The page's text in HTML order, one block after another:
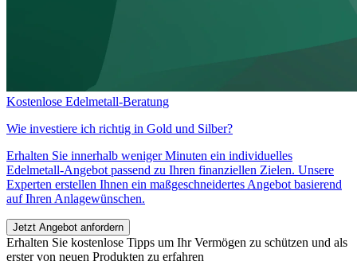
Kostenlose Edelmetall-Beratung
Wie investiere ich richtig in Gold und Silber?
Erhalten Sie innerhalb weniger Minuten ein individuelles
Edelmetall-Angebot passend zu Ihren finanziellen Zielen. Unsere
Experten erstellen Ihnen ein maßgeschneidertes Angebot basierend
auf Ihren Anlagewünschen.
Jetzt Angebot anfordern
Erhalten Sie kostenlose Tipps um Ihr Vermögen zu schützen und als
erster von neuen Produkten zu erfahren